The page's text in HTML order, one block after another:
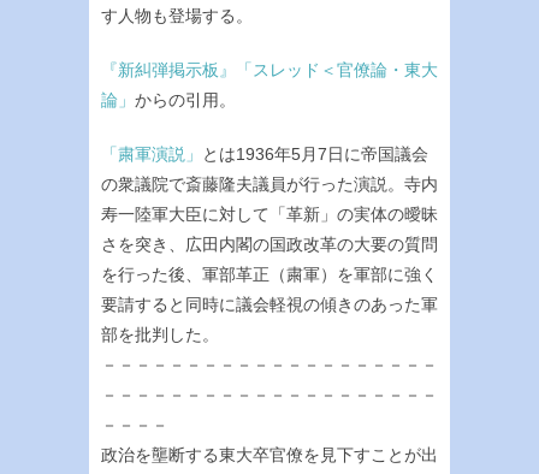
す人物も登場する。
『新糾弾掲示板』「スレッド＜官僚論・東大
論」 からの引用。
「粛軍演説」
とは1936年5月7日に帝国議会
の衆議院で斎藤隆夫議員が行った演説。寺内
寿一陸軍大臣に対して「革新」の実体の曖昧
さを突き、広田内閣の国政改革の大要の質問
を行った後、軍部革正（粛軍）を軍部に強く
要請すると同時に議会軽視の傾きのあった軍
部を批判した。
－－－－－－－－－－－－－－－－－－－－
－－－－－－－－－－－－－－－－－－－－
－－－－
政治を壟断する東大卒官僚を見下すことが出